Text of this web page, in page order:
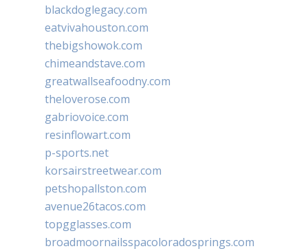
blackdoglegacy.com
eatvivahouston.com
thebigshowok.com
chimeandstave.com
greatwallseafoodny.com
theloverose.com
gabriovoice.com
resinflowart.com
p-sports.net
korsairstreetwear.com
petshopallston.com
avenue26tacos.com
topgglasses.com
broadmoornailsspacoloradosprings.com